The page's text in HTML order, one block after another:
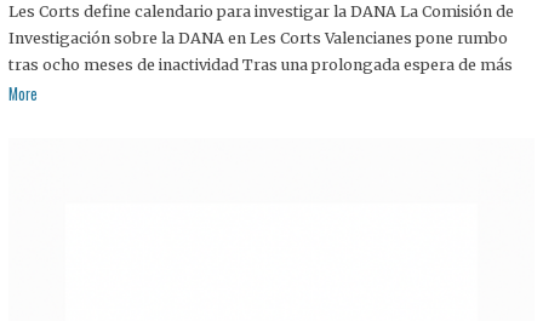
Les Corts define calendario para investigar la DANA La Comisión de
Investigación sobre la DANA en Les Corts Valencianes pone rumbo
tras ocho meses de inactividad Tras una prolongada espera de más
More